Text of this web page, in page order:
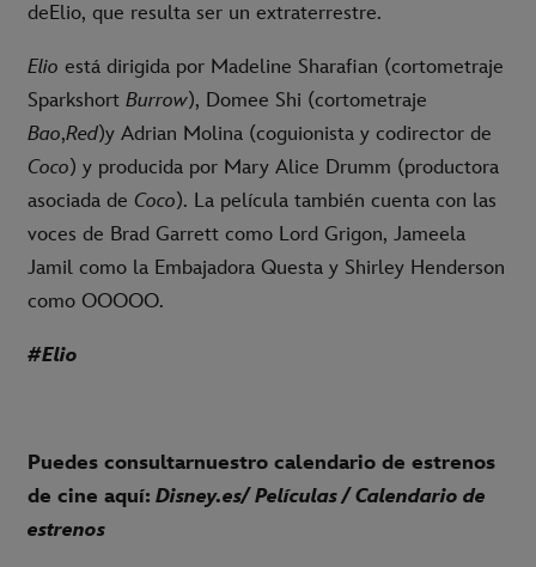
deElio, que resulta ser un extraterrestre.
Elio está dirigida por Madeline Sharafian (cortometraje
Sparkshort Burrow), Domee Shi (cortometraje
Bao,Red)y Adrian Molina (coguionista y codirector de
Coco) y producida por Mary Alice Drumm (productora
asociada de Coco). La película también cuenta con las
voces de Brad Garrett como Lord Grigon, Jameela
Jamil como la Embajadora Questa y Shirley Henderson
como OOOOO.
#Elio
Puedes consultarnuestro calendario de estrenos
de cine aquí: Disney.es/ Películas / Calendario de
estrenos